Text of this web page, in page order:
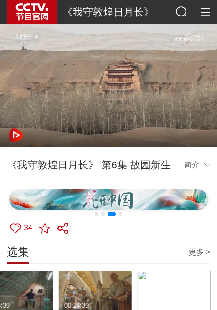
《我守敦煌日月长》
《我守敦煌日月长》 第6集 故园新生 简介
34
选集 更多 >
00:24:39